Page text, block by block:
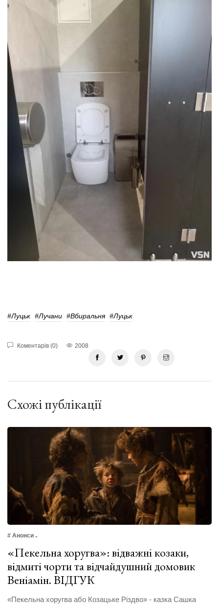
#Луцьк #лучани #Вбиральня #Луцьк
Коментарів (0) 2008
Схожі публікації
# Анонси
«Пекельна хоругва»: відважні козаки,
відмиті чорти та відчайдушний домовик
Веніамін. ВІДГУК
«Пекельна хоругва або Козацьке Різдво» - казка Сашка